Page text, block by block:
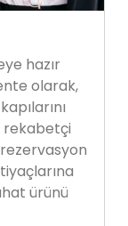
hazır
olarak,
rekabetçi
ürünü